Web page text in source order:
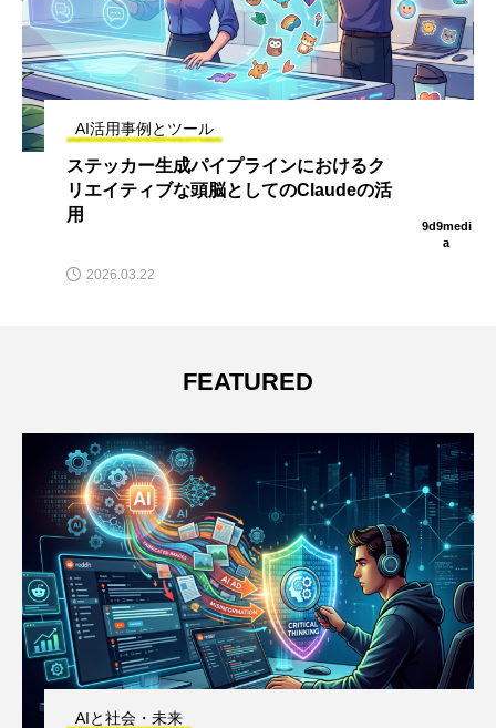
ラインにおけるク
してのClaudeの活
AI生成のクオリティは
な進化とビジネス活用
FEATURED
AIと社会・未来